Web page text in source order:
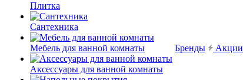
Плитка
Сантехника
Мебель для ванной комнаты
Аксессуары для ванной комнаты
Бренды Акции